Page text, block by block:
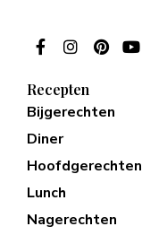
Recepten
Bijgerechten
Diner
Hoofdgerechten
Lunch
Nagerechten